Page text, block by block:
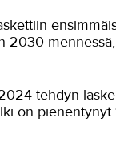
2030
tehdyn
on